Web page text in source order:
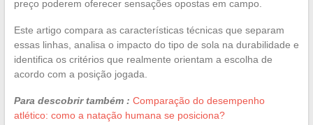
preço poderem oferecer sensações opostas em campo.
Este artigo compara as características técnicas que separam
essas linhas, analisa o impacto do tipo de sola na durabilidade e
identifica os critérios que realmente orientam a escolha de
acordo com a posição jogada.
Para descobrir também : Comparação do desempenho
atlético: como a natação humana se posiciona?